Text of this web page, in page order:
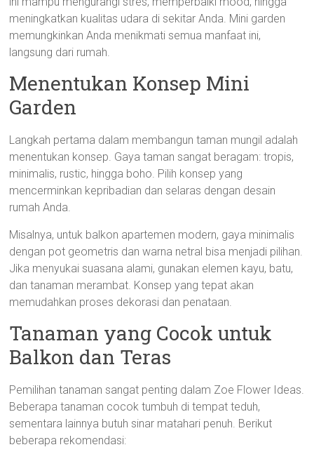
meningkatkan kualitas udara di sekitar Anda. Mini garden
memungkinkan Anda menikmati semua manfaat ini,
langsung dari rumah.
Menentukan Konsep Mini
Garden
Langkah pertama dalam membangun taman mungil adalah
menentukan konsep. Gaya taman sangat beragam: tropis,
minimalis, rustic, hingga boho. Pilih konsep yang
mencerminkan kepribadian dan selaras dengan desain
rumah Anda.
Misalnya, untuk balkon apartemen modern, gaya minimalis
dengan pot geometris dan warna netral bisa menjadi pilihan.
Jika menyukai suasana alami, gunakan elemen kayu, batu,
dan tanaman merambat. Konsep yang tepat akan
memudahkan proses dekorasi dan penataan.
Tanaman yang Cocok untuk
Balkon dan Teras
Pemilihan tanaman sangat penting dalam Zoe Flower Ideas.
Beberapa tanaman cocok tumbuh di tempat teduh,
sementara lainnya butuh sinar matahari penuh. Berikut
beberapa rekomendasi: